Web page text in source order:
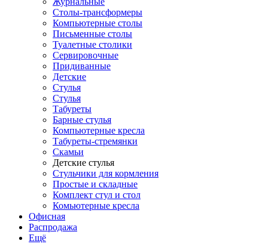
Столы-трансформеры
Компьютерные столы
Письменные столы
Туалетные столики
Сервировочные
Придиванные
Детские
Стулья
Стулья
Табуреты
Барные стулья
Компьютерные кресла
Табуреты-стремянки
Скамьи
Детские стулья
Стульчики для кормления
Простые и складные
Комплект стул и стол
Комьютерные кресла
Офисная
Распродажа
Eщё